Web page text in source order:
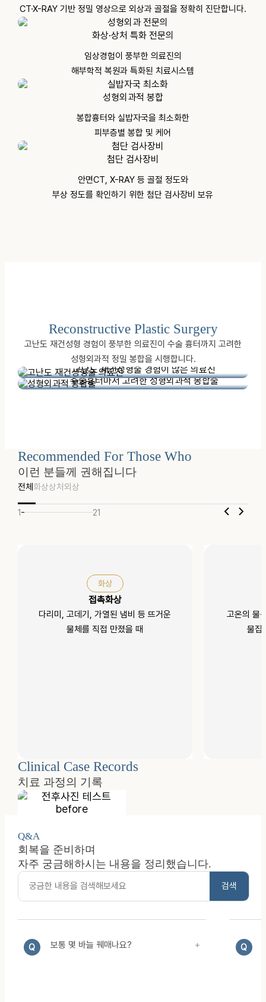
CT·X-RAY 기반 정밀 영상으로 외상과 골절을 정확히 진단합니다.
화상·상처 특화 전문의
임상경험이 풍부한 의료진의
해부학적 복원과 특화된 치료시스템
성형외과적 봉합
봉합흉터와 실밥자국을 최소화한
피부층별 봉합 및 케어
첨단 검사장비
안면CT, X-RAY 등 골절 정도와
부상 정도를 확인하기 위한 첨단 검사장비 보유
Reconstructive Plastic Surgery
고난도 재건성형 경험이 풍부한 의료진이 수술 흉터까지 고려한
성형외과적 정밀 봉합을 시행합니다.
고난도 재건성형술 경험이 많은 의료진
수술흉터마저 고려한 성형외과적 봉합술
Recommended For Those Who
이런 분들께 권해집니다
전체 화상상처외상
1 21
화상
접촉화상
다리미, 고데기, 가열된 냄비 등 뜨거운
물체를 직접 만졌을 때
고온의 물·
물집
Clinical Case Records
치료 과정의 기록
Q&A
회복을 준비하며
자주 궁금해하시는 내용을 정리했습니다.
검색
보통 몇 바늘 꿰매나요?